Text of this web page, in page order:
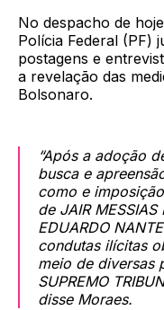
No despacho de
Polícia Federal (PF)
postagens e
a revelação das
Bolsonaro.
“Após a adoção
busca e
como e
de JAIR
EDUARDO
condutas ilícitas
meio de diversas
SUPREMO
disse Moraes.